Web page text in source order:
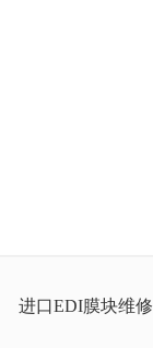
进口EDI膜块维修